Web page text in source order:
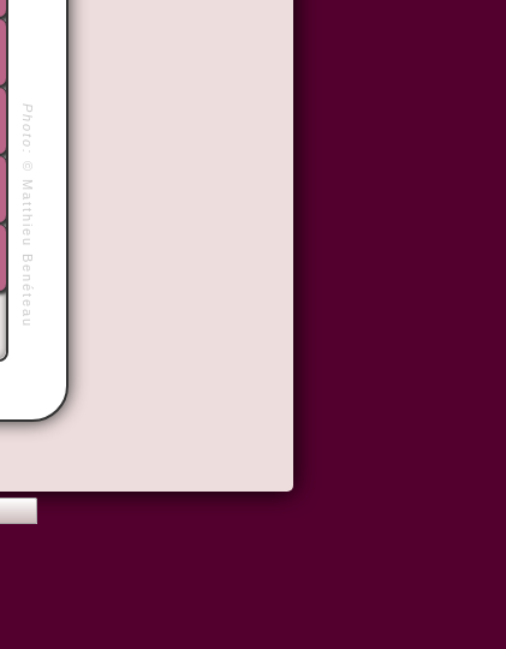
Photo:
©
Matthieu Benéteau